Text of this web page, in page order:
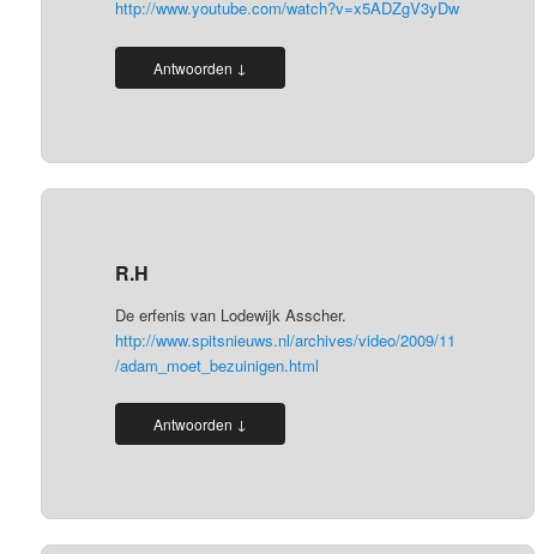
http://www.youtube.com/watch?v=x5ADZgV3yDw
Antwoorden ↓
R.H
De erfenis van Lodewijk Asscher.
http://www.spitsnieuws.nl/archives/video/2009/11
/adam_moet_bezuinigen.html
Antwoorden ↓